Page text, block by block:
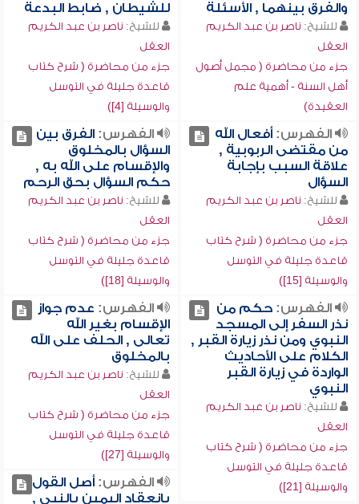
والفرق بينهما , الأسئلة
للشيخ: ناصر بن عبد الكريم
العقل
جزء من محاضرة ( مجمل أصول
أهل السنة - أهمية علم
العقيدة)
للشيطان , ضابط البدعة
للشيخ: ناصر بن عبد الكريم
العقل
جزء من محاضرة ( شرح كتاب
قاعدة جليلة في التوسل
والوسيلة [4])
الفهرس:أفعال الله
من مقتضى الربوبية ,
علاقة السبب بإجابة
السؤال
للشيخ: ناصر بن عبد الكريم
العقل
جزء من محاضرة ( شرح كتاب
قاعدة جليلة في التوسل
والوسيلة [15])
الفهرس:الفرق بين
السؤال بالمخلوق
والإقسام على الله به ,
حكم السؤال بحق الرحم
للشيخ: ناصر بن عبد الكريم
العقل
جزء من محاضرة ( شرح كتاب
قاعدة جليلة في التوسل
والوسيلة [18])
الفهرس:حكم من
نذر السفر إلى المسجد
النبوي ومن نذر زيارة القبر ,
الكلام على الأحاديث
الواردة في زيارة القبر
النبوي
للشيخ: ناصر بن عبد الكريم
العقل
جزء من محاضرة ( شرح كتاب
قاعدة جليلة في التوسل
والوسيلة [21])
الفهرس: عدم جواز
الإقسام بغير الله
تعالى , الحلف على الله
بالمخلوق
للشيخ: ناصر بن عبد الكريم
العقل
جزء من محاضرة ( شرح كتاب
قاعدة جليلة في التوسل
والوسيلة [27])
الفهرس:أصل القول
بانعقاد اليمين بالنبي ,